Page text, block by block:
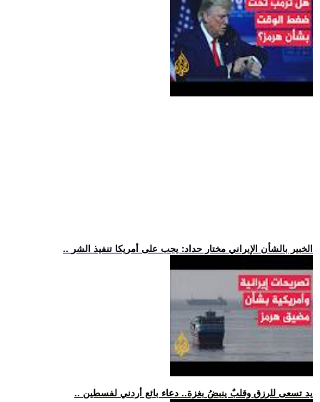
.. الخبير بالشأن الإيراني مختار حداد: يجب على أمريكا تنفيذ الشر
.. يد تسعى للرزق وقلبٌ ينبضُ بغزة.. دعاء بائع أردني لفسطين